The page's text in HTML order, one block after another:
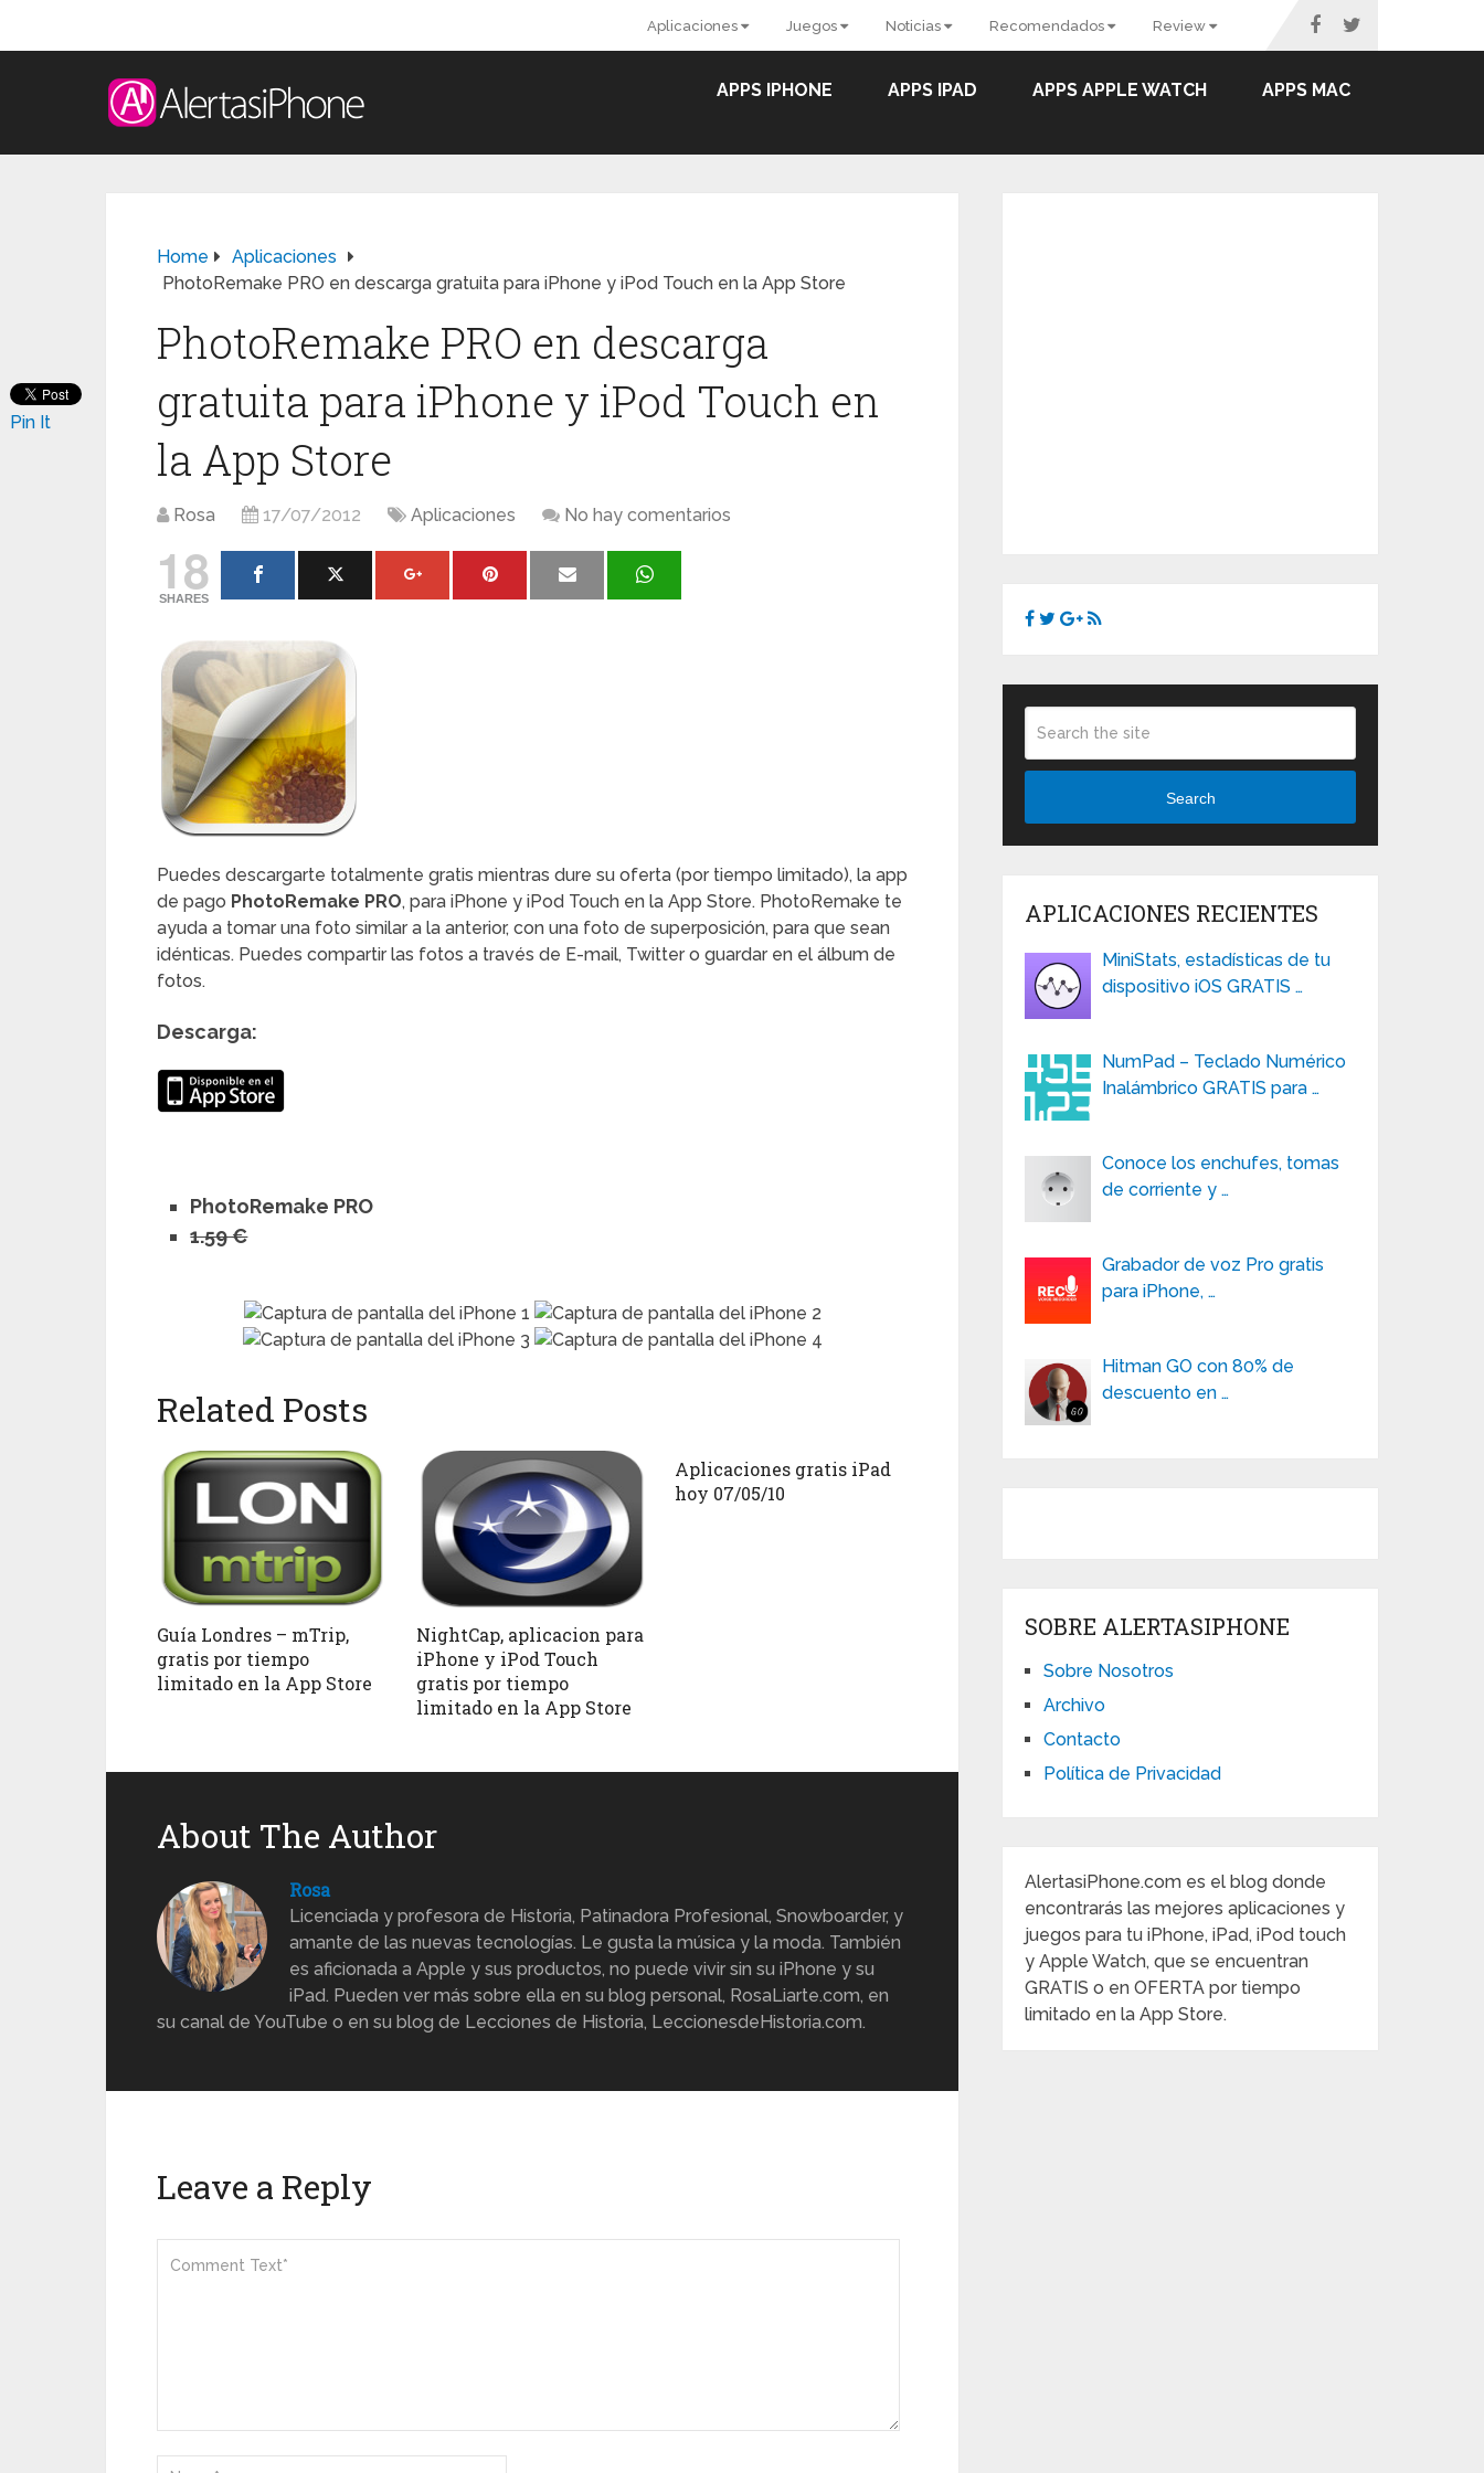
Aplicaciones Juegos Noticias Recomendados Review
APPS IPHONE APPS IPAD APPS APPLE WATCH APPS MAC
Home
Aplicaciones
PhotoRemake PRO en descarga gratuita para iPhone y iPod Touch en la App Store
PhotoRemake PRO en descarga
gratuita para iPhone y iPod Touch en
la App Store
Rosa 17/07/2012 Aplicaciones No hay comentarios
18
SHARES
Puedes descargarte totalmente gratis mientras dure su oferta (por tiempo limitado), la app
de pago PhotoRemake PRO, para iPhone y iPod Touch en la App Store. PhotoRemake te
ayuda a tomar una foto similar a la anterior, con una foto de superposición, para que sean
idénticas. Puedes compartir las fotos a través de E-mail, Twitter o guardar en el álbum de
fotos.
Descarga:
PhotoRemake PRO
1.59 €
Pin It
Related Posts
Guía Londres – mTrip,
gratis por tiempo
limitado en la App Store
NightCap, aplicacion para
iPhone y iPod Touch
gratis por tiempo
limitado en la App Store
Aplicaciones gratis iPad
hoy 07/05/10
About The Author
Rosa
Licenciada y profesora de Historia, Patinadora Profesional, Snowboarder, y
amante de las nuevas tecnologías. Le gusta la música y la moda. También
es aficionada a Apple y sus productos, no puede vivir sin su iPhone y su
iPad. Pueden ver más sobre ella en su blog personal, RosaLiarte.com, en
su canal de YouTube o en su blog de Lecciones de Historia, LeccionesdeHistoria.com.
Leave a Reply
Search
APLICACIONES RECIENTES
MiniStats, estadísticas de tu
dispositivo iOS GRATIS …
NumPad – Teclado Numérico
Inalámbrico GRATIS para …
Conoce los enchufes, tomas
de corriente y …
Grabador de voz Pro gratis
para iPhone, …
Hitman GO con 80% de
descuento en …
SOBRE ALERTASIPHONE
Sobre Nosotros
Archivo
Contacto
Política de Privacidad
AlertasiPhone.com es el blog donde
encontrarás las mejores aplicaciones y
juegos para tu iPhone, iPad, iPod touch
y Apple Watch, que se encuentran
GRATIS o en OFERTA por tiempo
limitado en la App Store.